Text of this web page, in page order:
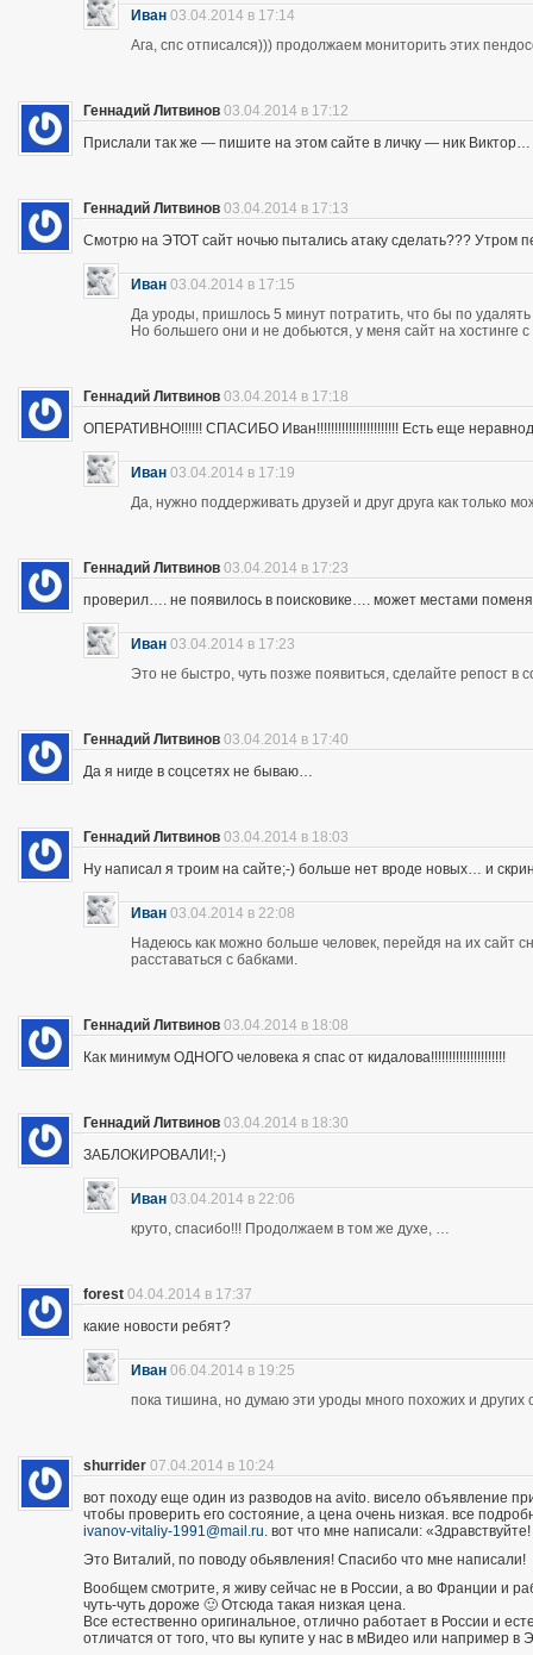
Иван 03.04.2014 в 17:14
Ага, спс отписался))) продолжаем мониторить этих
Геннадий Литвинов 03.04.2014 в 17:12
Прислали так же — пишите на этом сайте в личку — ник Виктор…
Геннадий Литвинов 03.04.2014 в 17:13
Смотрю на ЭТОТ сайт ночью пытались атаку сделать??? Утром
Иван 03.04.2014 в 17:15
Да уроды, пришлось 5 минут потратить, что бы по
Но большего они и не добьются, у меня сайт на хостинге
Геннадий Литвинов 03.04.2014 в 17:18
ОПЕРАТИВНО!!!!!! СПАСИБО Иван!!!!!!!!!!!!!!!!!!!!!!! Есть еще
Иван 03.04.2014 в 17:19
Да, нужно поддерживать друзей и друг друга как только
Геннадий Литвинов 03.04.2014 в 17:23
проверил…. не появилось в поисковике…. может местами
Иван 03.04.2014 в 17:23
Это не быстро, чуть позже появиться, сделайте репост в
Геннадий Литвинов 03.04.2014 в 17:40
Да я нигде в соцсетях не бываю…
Геннадий Литвинов 03.04.2014 в 18:03
Ну написал я троим на сайте;-) больше нет вроде новых… и
Иван 03.04.2014 в 22:08
Надеюсь как можно больше человек, перейдя на их сайт
расставаться с бабками.
Геннадий Литвинов 03.04.2014 в 18:08
Как минимум ОДНОГО человека я спас от кидалова!!!!!!!!!!!!!!!!!!!!!
Геннадий Литвинов 03.04.2014 в 18:30
ЗАБЛОКИРОВАЛИ!;-)
Иван 03.04.2014 в 22:06
круто, спасибо!!! Продолжаем в том же духе, …
forest 04.04.2014 в 17:37
какие новости ребят?
Иван 06.04.2014 в 19:25
пока тишина, но думаю эти уроды много похожих и
shurrider 07.04.2014 в 10:24
вот походу еще один из разводов на avito. висело объявление
чтобы проверить его состояние, а цена очень низкая. все
ivanov-vitaliy-1991@mail.ru. вот что мне написали: «Здравствуйте!
Это Виталий, по поводу обьявления! Спасибо что мне написали!
Вообщем смотрите, я живу сейчас не в России, а во Франции и
чуть-чуть дороже 🙂 Отсюда такая низкая цена.
Все естественно оригинальное, отлично работает в России и
отличатся от того, что вы купите у нас в мВидео или например в